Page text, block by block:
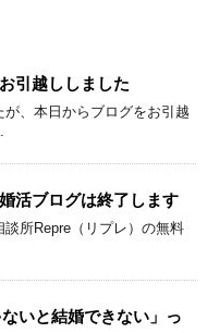
引越ししました
、本日からブログをお引越
活ブログは終了します
所Repre（リプレ）の無料
ないと結婚できない」っ